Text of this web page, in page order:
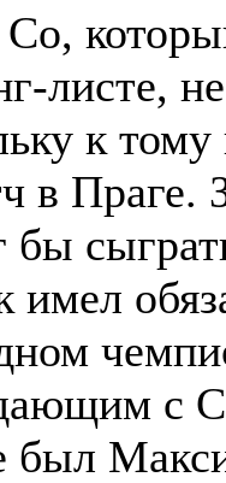
листе,
к
в
бы
имел
с
был